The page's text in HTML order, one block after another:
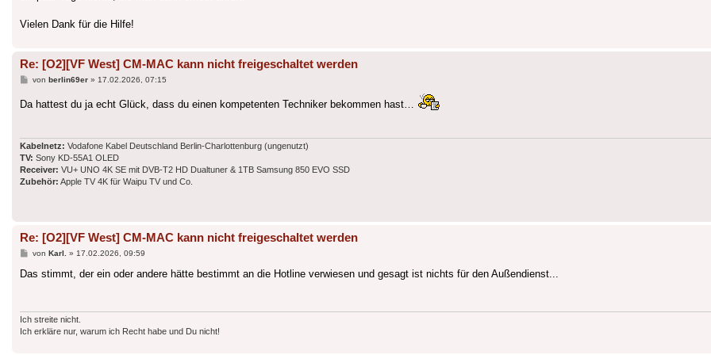
Vielen Dank für die Hilfe!
Re: [O2][VF West] CM-MAC kann nicht freigeschaltet werden
Beitrag
von berlin69er» 17.02.2026, 07:15
Da hattest du ja echt Glück, dass du einen kompetenten Techniker bekommen hast…
Kabelnetz: Vodafone Kabel Deutschland Berlin-Charlottenburg (ungenutzt)
TV: Sony KD-55A1 OLED
Receiver: VU+ UNO 4K SE mit DVB-T2 HD Dualtuner & 1TB Samsung 850 EVO SSD
Zubehör: Apple TV 4K für Waipu TV und Co.
Re: [O2][VF West] CM-MAC kann nicht freigeschaltet werden
Beitrag
von Karl. » 17.02.2026, 09:59
Das stimmt, der ein oder andere hätte bestimmt an die Hotline verwiesen und gesagt ist nichts für den Außendienst...
Ich streite nicht.
Ich erkläre nur, warum ich Recht habe und Du nicht!